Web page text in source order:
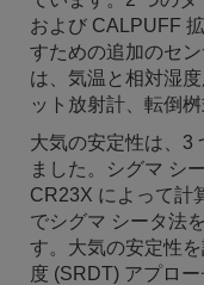
および CALPUFF
すための追加のセ
は、気温と相対湿
ット放射計、転倒
大気の安定性は、3
ました。シグマ シ
CR23X によって計
でシグマ シータ法
す。大気の安定性
度 (SRDT) アプロ